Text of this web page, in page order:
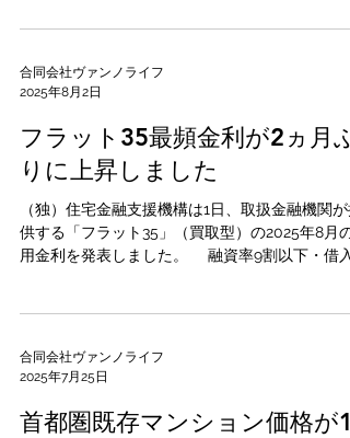
合同会社ヴァンノライフ
2025年8月2日
フラット35最頻金利が2ヵ月ぶ
りに上昇しました
（独）住宅金融支援機構は1日、取扱金融機関が
供する「フラット35」（買取型）の2025年8月の
用金利を発表しました。 融資率9割以下・借入
合同会社ヴァンノライフ
2025年7月25日
首都圏既存マンション価格が